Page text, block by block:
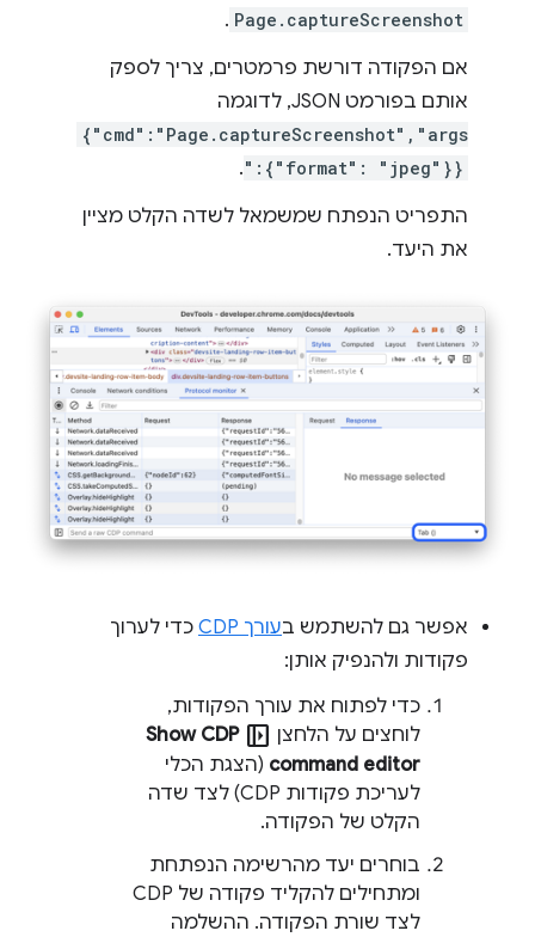
Page.captureScreenshot
.
אם הפקודה דורשת פרמטרים, צריך לספק
אותם בפורמט JSON, לדוגמה
{"cmd":"Page.captureScreenshot","args
":{"format": "jpeg"}}
.
התפריט הנפתח שמשמאל לשדה הקלט מציין
את היעד.
אפשר גם להשתמש בעורך CDP
כדי לערוך
פקודות ולהנפיק אותן:
כדי לפתוח את עורך הפקודות,
לוחצים על הלחצן left_panel_open
Show CDP
command editor (הצגת הכלי
לעריכת פקודות CDP) לצד שדה
הקלט של הפקודה.
בוחרים יעד מהרשימה הנפתחת
ומתחילים להקליד פקודה של CDP
לצד שורת הפקודה. ההשלמה